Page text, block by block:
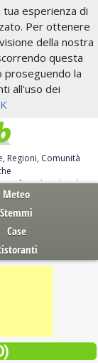
tua esperienza di
Per ottenere
della nostra
questa
proseguendo la
all'uso dei
Regioni, Comunità
free download
Meteo
Stemmi
Case